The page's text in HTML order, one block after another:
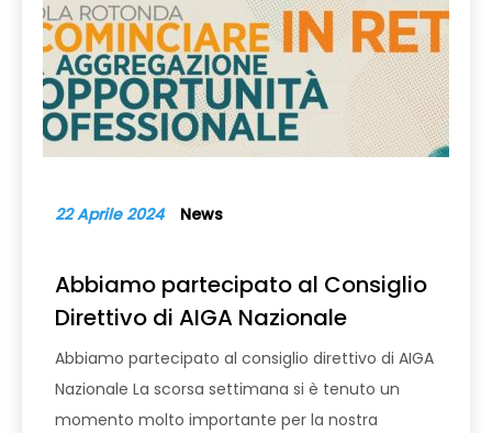
22 Aprile 2024 News
Abbiamo partecipato al Consiglio
Direttivo di AIGA Nazionale
Abbiamo partecipato al consiglio direttivo di AIGA
Nazionale La scorsa settimana si è tenuto un
momento molto importante per la nostra